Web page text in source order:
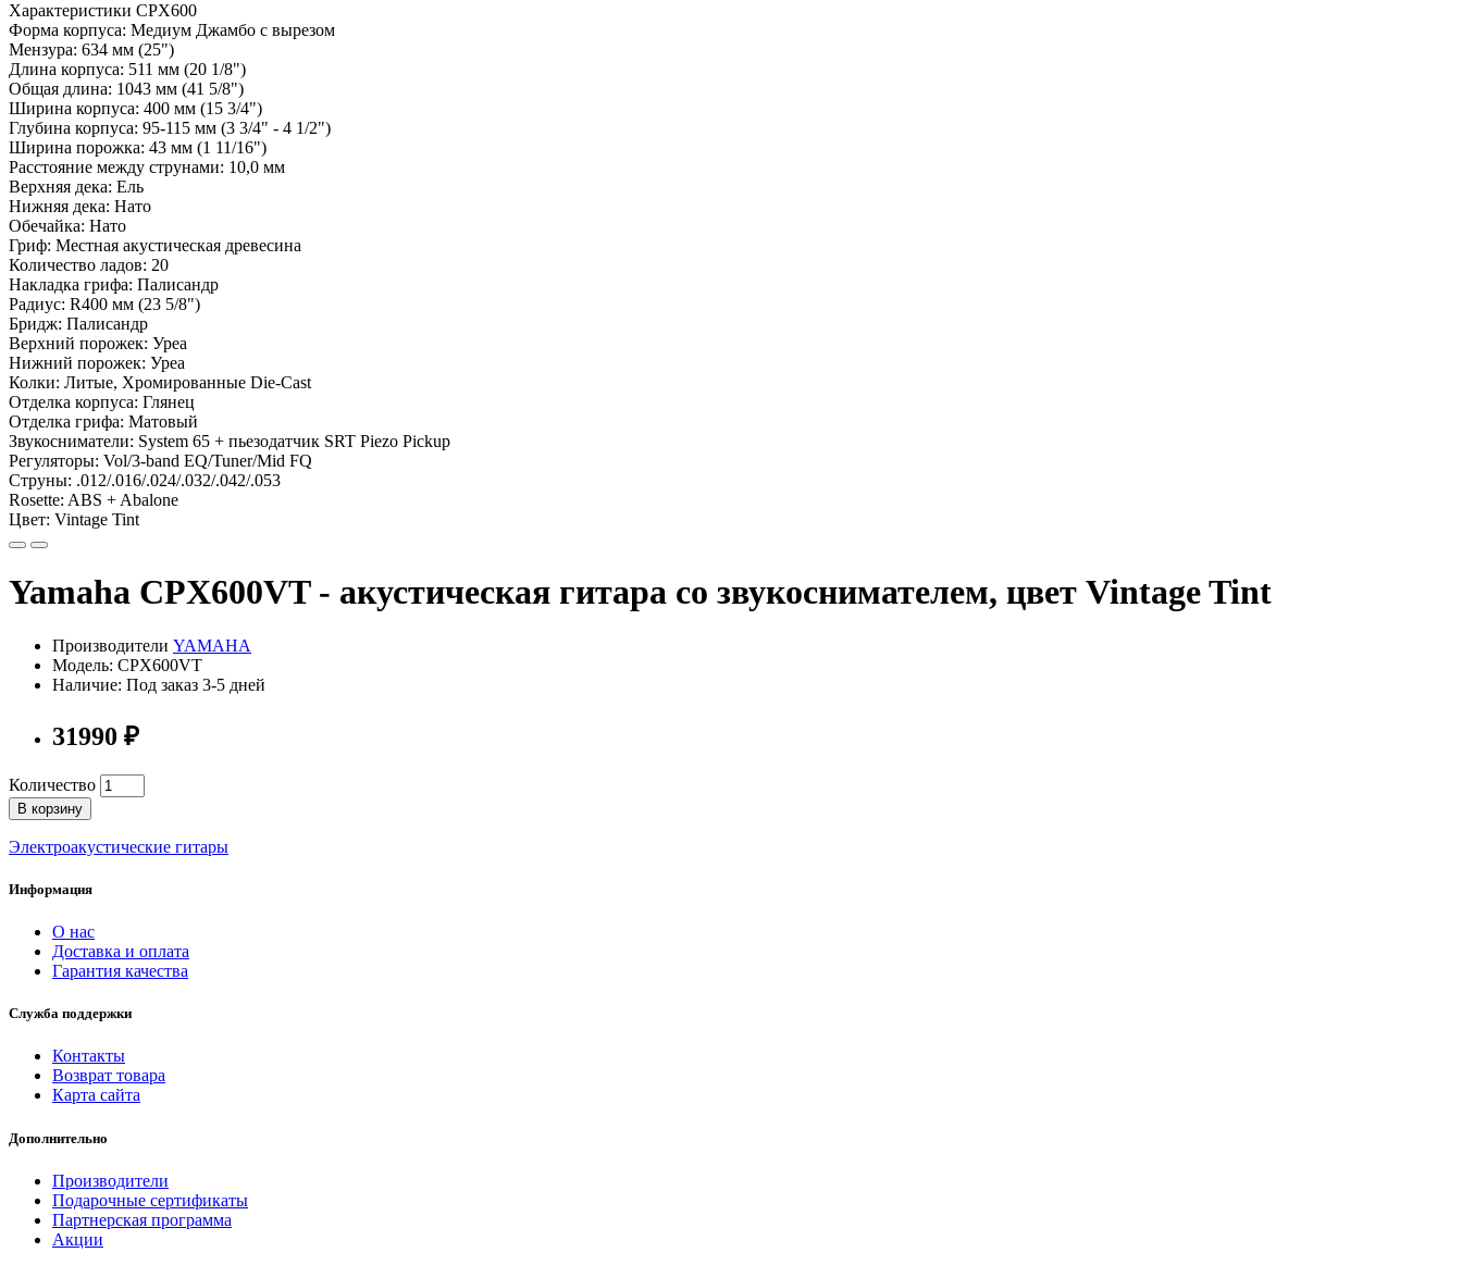
Характеристики СPX600
Форма корпуса: Медиум Джамбо с вырезом
Мензура: 634 мм (25")
Длина корпуса: 511 мм (20 1/8")
Общая длина: 1043 мм (41 5/8")
Ширина корпуса: 400 мм (15 3/4")
Глубина корпуса: 95-115 мм (3 3/4" - 4 1/2")
Ширина порожка: 43 мм (1 11/16")
Расстояние между струнами: 10,0 мм
Верхняя дека: Ель
Нижняя дека: Нато
Обечайка: Нато
Гриф: Местная акустическая древесина
Количество ладов: 20
Накладка грифа: Палисандр
Радиус: R400 мм (23 5/8")
Бридж: Палисандр
Верхний порожек: Уреа
Нижний порожек: Уреа
Колки: Литые, Хромированные Die-Cast
Отделка корпуса: Глянец
Отделка грифа: Матовый
Звукосниматели: System 65 + пьезодатчик SRT Piezo Pickup
Регуляторы: Vol/3-band EQ/Tuner/Mid FQ
Струны: .012/.016/.024/.032/.042/.053
Rosette: ABS + Abalone
Цвет: Vintage Tint
Yamaha CPX600VT - акустическая гитара со звукоснимателем, цвет Vintage Tint
Производители YAMAHA
Модель: CPX600VT
Наличие: Под заказ 3-5 дней
31990 ₽
Количество
В корзину
Электроакустические гитары
Информация
О нас
Доставка и оплата
Гарантия качества
Служба поддержки
Контакты
Возврат товара
Карта сайта
Дополнительно
Производители
Подарочные сертификаты
Партнерская программа
Акции